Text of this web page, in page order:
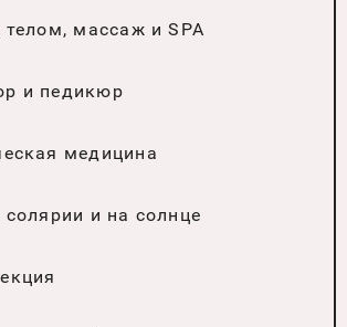
телом, массаж и SPA
и педикюр
медицина
солярии и на солнце